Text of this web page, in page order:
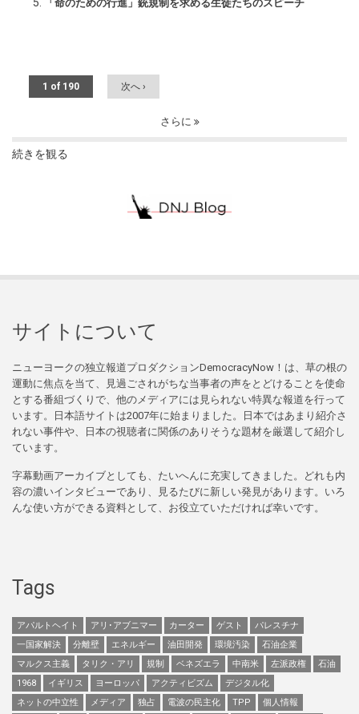
「命のための行進」銃規制を求める生徒たちのスピーチ
1 of 190 次へ ›
さらに
続きを観る
サイトについて
ニューヨークの独立報道プロダクションDemocracyNow！は、草の根の
運動に焦点を当て、見過ごされがちな当事者の声をとどけることを使命
とする番組づくりで、他のメディアには見られない特異な報道を行って
います。日本語サイトは2007年に始まりました。日本ではあまり紹介さ
れない事件や、日本の視聴者に関係のありそうな題材を厳選して紹介し
ています。
字幕動画アーカイブとしても、たいへんに充実してきました。どれも内
容の濃いインタビューであり、見るたびに新しい発見があります。いろ
んな使い方ができる資料として、お役立ていただければ幸いです。
Tags
アパルトヘイト アリ･アブニマー カーター ゲスト
パレスチナ
一国家解決
分離壁 エネルギー 油田開発 環境汚染
石油企業
マルクス主義
タリク・アリ 規制 ベネズエラ 中南米 左派政権
石油
1968
イギリス ヨーロッパ アクティビズム
デジタル化
ネットの中立性
メディア 独占 電波の民主化 TPP 個人情報